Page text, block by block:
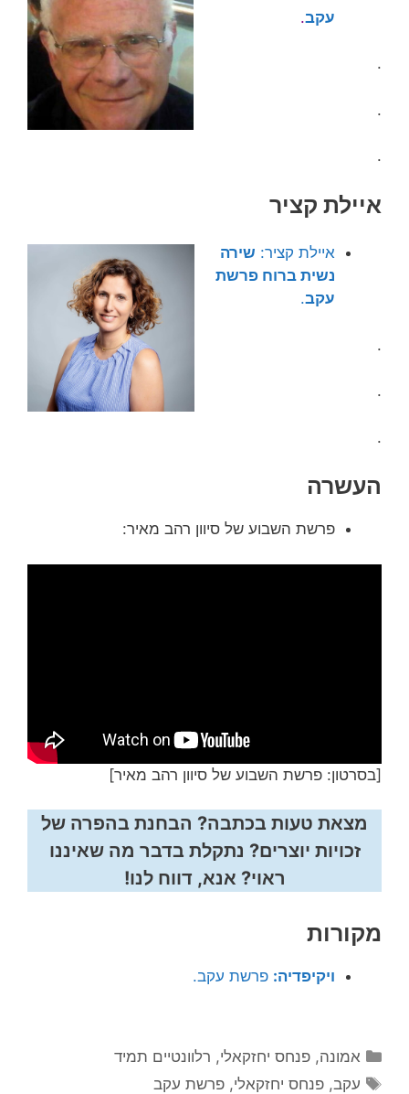
עקב.
.
.
.
איילת קציר
איילת קציר: שירה
נשית ברוח פרשת
עקב.
.
.
.
העשרה
פרשת השבוע של סיוון רהב מאיר:
[בסרטון: פרשת השבוע של סיוון רהב מאיר]
מצאת טעות בכתבה? הבחנת בהפרה של
זכויות יוצרים? נתקלת בדבר מה שאיננו
ראוי? אנא, דווח לנו!
מקורות
ויקיפדיה: פרשת עקב.
קטגוריות
אמונה,פנחס יחזקאלי, רלוונטיים תמיד
תגיות
עקב,פנחס יחזקאלי,פרשת עקב